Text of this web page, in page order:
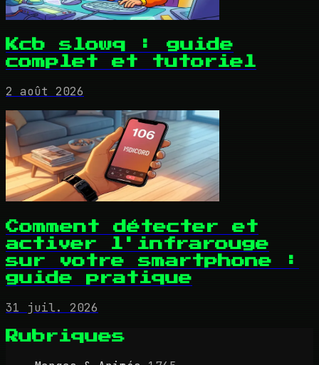
Kcb slowq : guide
complet et tutoriel
2 août 2026
Comment détecter et
activer l'infrarouge
sur votre smartphone :
guide pratique
31 juil. 2026
Rubriques